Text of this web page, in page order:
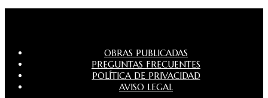
OBRAS PUBLICADAS
PREGUNTAS FRECUENTES
POLÍTICA DE PRIVACIDAD
AVISO LEGAL